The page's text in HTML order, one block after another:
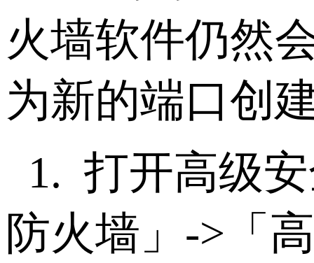
火墙软件仍然
为新的端口创
1. 打开高级
防火墙」 -> 「